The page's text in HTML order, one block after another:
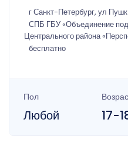
г Санкт-Петербург, ул
СПБ ГБУ «Объединение
Центрального района
бесплатно
Пол
Любой 17-